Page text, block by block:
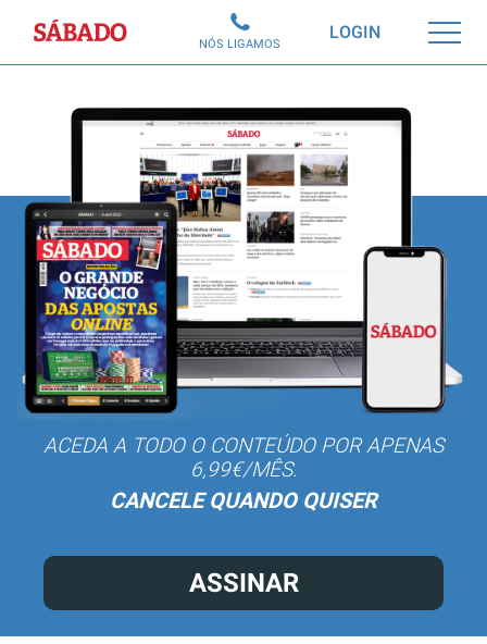
Sábado LOGIN
NÓS LIGAMOS
ACEDA A TODO O CONTEÚDO POR APENAS
6,99€/MÊS.
CANCELE QUANDO QUISER
ASSINAR